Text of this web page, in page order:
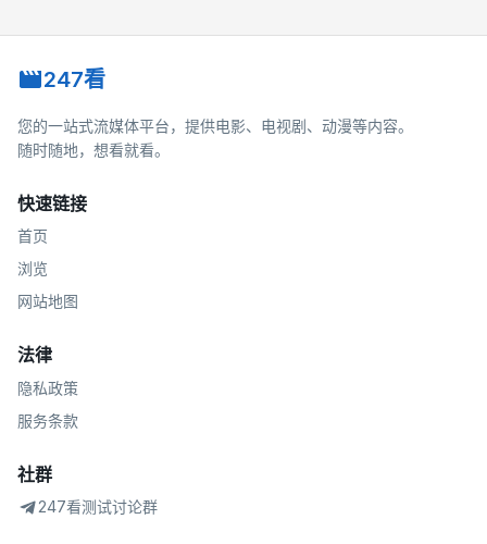
247看
您的一站式流媒体平台，提供电影、电视剧、动漫等内容。
随时随地，想看就看。
快速链接
首页
浏览
网站地图
法律
隐私政策
服务条款
社群
247看测试讨论群